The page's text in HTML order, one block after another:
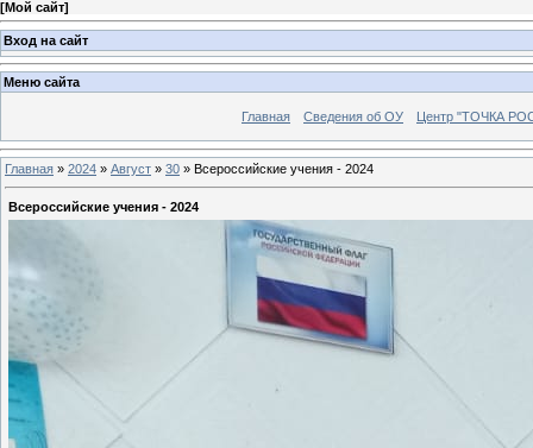
[Мой сайт]
Вход на сайт
Меню сайта
Главная Сведения об ОУ Центр "ТОЧКА
Главная » 2024 » Август » 30 » Всероссийские учения - 2024
Всероссийские учения - 2024